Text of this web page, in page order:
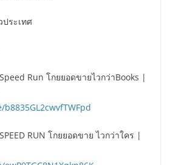
ระเทศ
Run โกยยอดขายไวกว่าBooks |
RUN โกยยอดขาย ไวกว่าใคร |